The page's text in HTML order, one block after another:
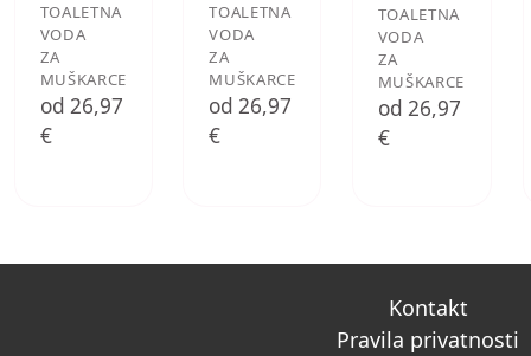
TOALETNA
VODA
ZA
MUŠKARCE
od 26,97
€
TOALETNA
VODA
ZA
MUŠKARCE
od 26,97
€
TOALETNA
VODA
ZA
MUŠKARCE
od 26,97
€
Kontakt
Pravila privatnosti